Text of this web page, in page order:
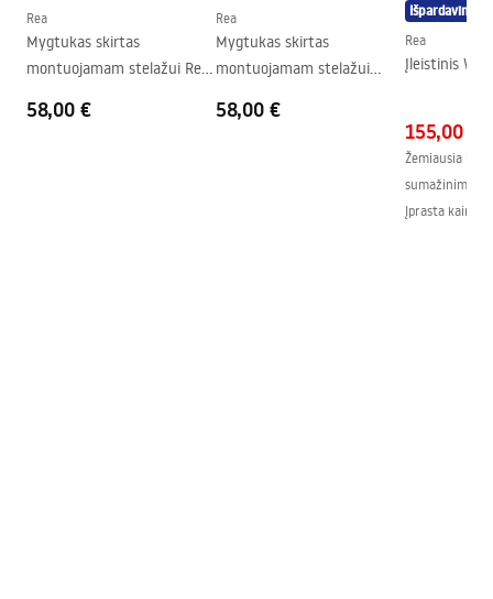
Montavimo varžtų tarpai
Dangtis komplekte
Taip, WC dubens spalvos
Surinkimo instrukcijos
Rea
Mygtukas skirtas
montuojamam stelažui Rea
Brush
58,00 €
Rea
Mygtukas skirtas
montuojamam stelažui
Brush Steel
58,00 €
Išpardavimas
Rea
Įleistinis WC
155,00 €
Žemiausia
sumažinimo:
Įprasta kaina